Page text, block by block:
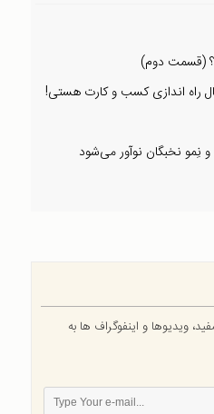
(قسمت دوم)
راه‌ اندازی کسب‌ و‌ کارت هستی!
نخبگان نوآور می‌شود
ویدیوها و اینفوگراف ها به